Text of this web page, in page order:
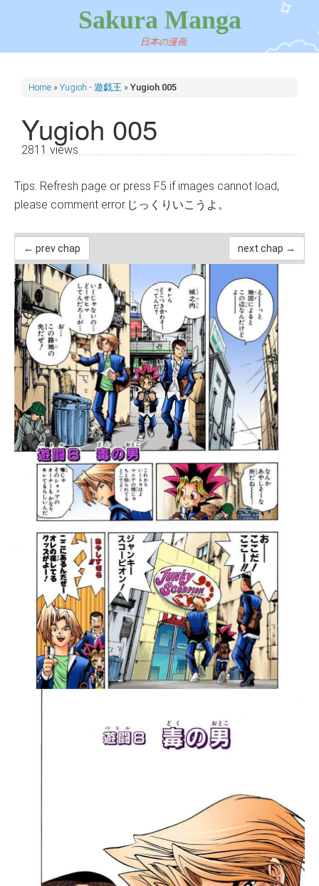
Sakura Manga
日本の漫画
Home » Yugioh - 遊戯王 » Yugioh 005
Yugioh 005
2811 views
Tips: Refresh page or press F5 if images cannot load,
please comment error.じっくりいこうよ。
← prev chap next chap →